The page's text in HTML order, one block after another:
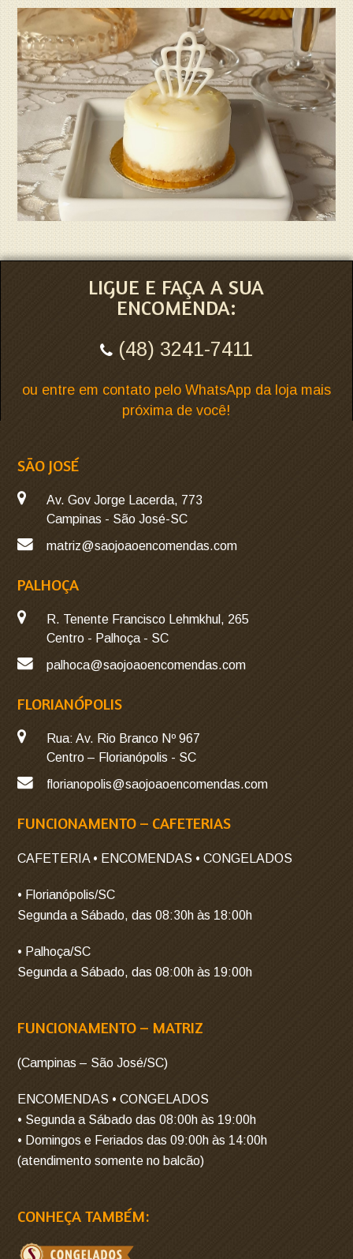
LIGUE E FAÇA A SUA
ENCOMENDA:
(48) 3241-7411
ou entre em contato pelo WhatsApp da loja mais
próxima de você!
SÃO JOSÉ
Av. Gov Jorge Lacerda, 773
Campinas - São José-SC
matriz@saojoaoencomendas.com
PALHOÇA
R. Tenente Francisco Lehmkhul, 265
Centro - Palhoça - SC
palhoca@saojoaoencomendas.com
FLORIANÓPOLIS
Rua: Av. Rio Branco Nº 967
Centro – Florianópolis - SC
florianopolis@saojoaoencomendas.com
FUNCIONAMENTO – CAFETERIAS
CAFETERIA • ENCOMENDAS • CONGELADOS
• Florianópolis/SC
Segunda a Sábado, das 08:30h às 18:00h
• Palhoça/SC
Segunda a Sábado, das 08:00h às 19:00h
FUNCIONAMENTO – MATRIZ
(Campinas – São José/SC)
ENCOMENDAS • CONGELADOS
• Segunda a Sábado das 08:00h às 19:00h
• Domingos e Feriados das 09:00h às 14:00h
(atendimento somente no balcão)
CONHEÇA TAMBÉM: